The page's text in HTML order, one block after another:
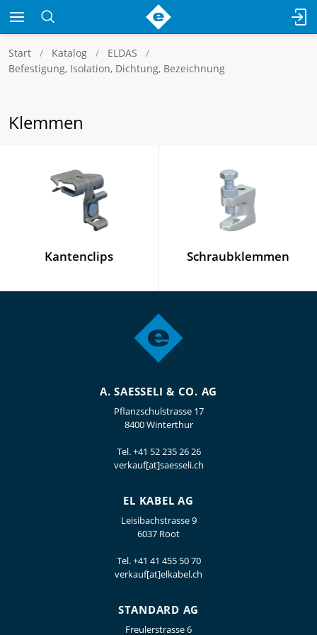
Start Katalog
ELDAS
Befestigung, Isolation, Dichtung, Bezeichnung
Klemmen
Kantenclips Schraubklemmen
A. SAESSELI & CO. AG
Pflanzschulstrasse 17
8400 Winterthur
Tel.+41 52 235 26 26
verkauf[at]saesseli.ch
EL KABEL AG
Leisibachstrasse 9
6037 Root
Tel.+41 41 455 50 70
verkauf[at]elkabel.ch
STANDARD AG
Freulerstrasse 6